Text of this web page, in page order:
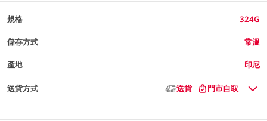
規格 324G
儲存方式 常溫
產地 印尼
送貨方式 送貨 門市自取